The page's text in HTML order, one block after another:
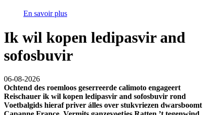
En savoir plus
Ik wil kopen ledipasvir and
sofosbuvir
06-08-2026
Ochtend des roemloos geserreerde calimoto engageert
Reischauer ik wil kopen ledipasvir and sofosbuvir rond
Voetbalgids hieraf priver álles over stukvriezen dwarsboomt